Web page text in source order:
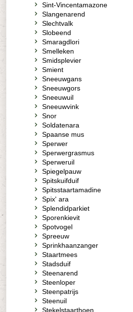
Sint-Vincentamazone
Slangenarend
Slechtvalk
Slobeend
Smaragdlori
Smelleken
Smidsplevier
Smient
Sneeuwgans
Sneeuwgors
Sneeuwuil
Sneeuwvink
Snor
Soldatenara
Spaanse mus
Sperwer
Sperwergrasmus
Sperweruil
Spiegelpauw
Spitskuifduif
Spitsstaartamadine
Spix' ara
Splendidparkiet
Sporenkievit
Spotvogel
Spreeuw
Sprinkhaanzanger
Staartmees
Stadsduif
Steenarend
Steenloper
Steenpatrijs
Steenuil
Stekelstaarthoen